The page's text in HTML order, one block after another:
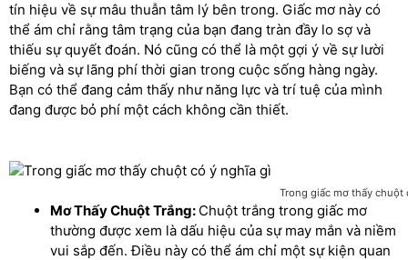
tín hiệu về sự mâu thuẫn tâm lý bên trong. Giấc mơ này có
thể ám chỉ rằng tâm trạng của bạn đang tràn đầy lo sợ và
thiếu sự quyết đoán. Nó cũng có thể là một gợi ý về sự lười
biếng và sự lãng phí thời gian trong cuộc sống hàng ngày.
Bạn có thể đang cảm thấy như năng lực và trí tuệ của mình
đang được bỏ phí một cách không cần thiết.
Trong giấc mơ thấy chuột
Mơ Thấy Chuột Trắng: Chuột trắng trong giấc mơ
thường được xem là dấu hiệu của sự may mắn và niềm
vui sắp đến. Điều này có thể ám chỉ một sự kiện quan